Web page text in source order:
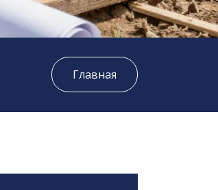
Главная